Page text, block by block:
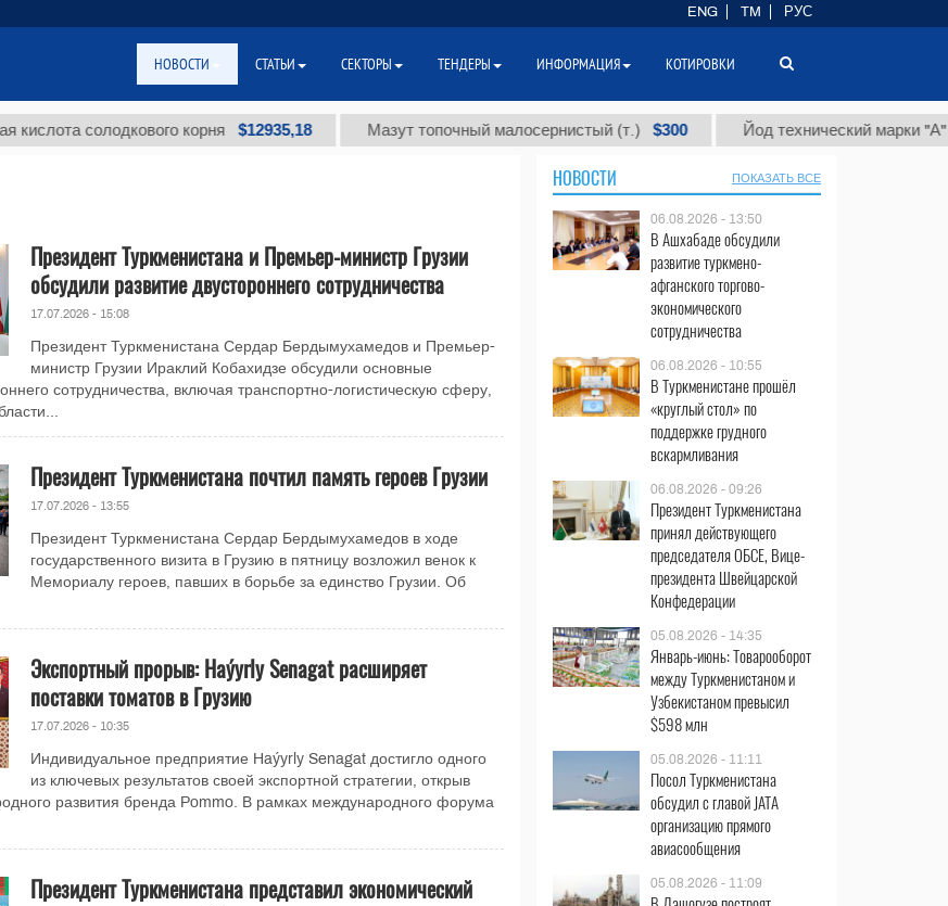
солодкового корня $12935,18 Мазут топочный малосернистый (т.) $300 Йод технический марки "А" (т.)
Президент Туркменистана и Премьер-министр Грузии
обсудили развитие двустороннего сотрудничества
17.07.2026 - 15:08
Президент Туркменистана Сердар Бердымухамедов и Премьер-
министр Грузии Ираклий Кобахидзе обсудили основные
сотрудничества, включая транспортно-логистическую сферу,
Президент Туркменистана почтил память героев Грузии
17.07.2026 - 13:55
Президент Туркменистана Сердар Бердымухамедов в ходе
государственного визита в Грузию в пятницу возложил венок к
Мемориалу героев, павших в борьбе за единство Грузии. Об
Экспортный прорыв: Haýyrly Senagat расширяет
поставки томатов в Грузию
17.07.2026 - 10:35
Индивидуальное предприятие Haýyrly Senagat достигло одного
из ключевых результатов своей экспортной стратегии, открыв
развития бренда Pommo. В рамках международного форума
Президент Туркменистана представил экономический
НОВОСТИ ПОКАЗАТЬ ВСЕ
06.08.2026 - 13:50
В Ашхабаде обсудили
развитие туркмено-
афганского торгово-
экономического
сотрудничества
06.08.2026 - 10:55
В Туркменистане прошёл
«круглый стол» по
поддержке грудного
вскармливания
06.08.2026 - 09:26
Президент Туркменистана
принял действующего
председателя ОБСЕ, Вице-
президента Швейцарской
Конфедерации
05.08.2026 - 14:35
Январь-июнь: Товарооборот
между Туркменистаном и
Узбекистаном превысил
$598 млн
05.08.2026 - 11:11
Посол Туркменистана
обсудил с главой JATA
организацию прямого
авиасообщения
05.08.2026 - 11:09
ENG TM РУС
НОВОСТИ СТАТЬИ СЕКТОРЫ ТЕНДЕРЫ ИНФОРМАЦИЯ КОТИРОВКИ